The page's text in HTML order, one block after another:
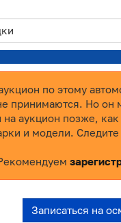
по этому
принимаются. Но он
на аукцион позже,
и модели.
Записаться на